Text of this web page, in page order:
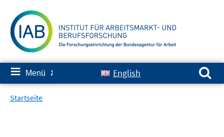
zum
Inhalt
≡ Menü ✘ English
Suchen nach:
Startseite